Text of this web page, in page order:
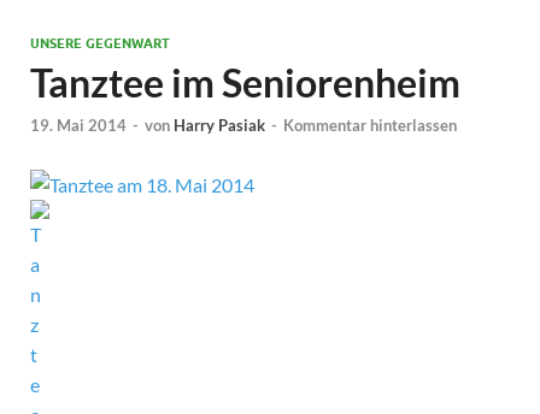
UNSERE GEGENWART
Tanztee im Seniorenheim
19. Mai 2014 - von Harry Pasiak - Kommentar hinterlassen